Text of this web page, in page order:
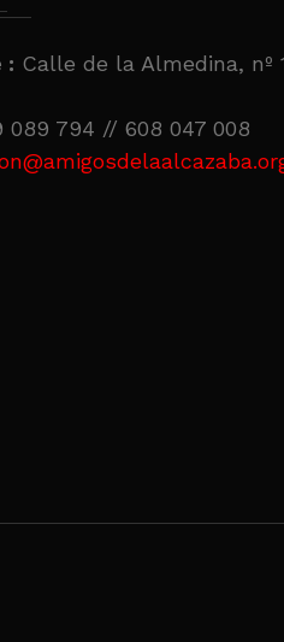
: Calle de la Almedina, nº
089 794 // 608 047 008